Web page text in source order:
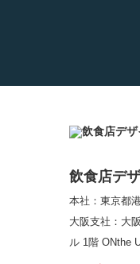
飲食店デ
本社：東京都
大阪支社 ：大
ル 1階 ONthe